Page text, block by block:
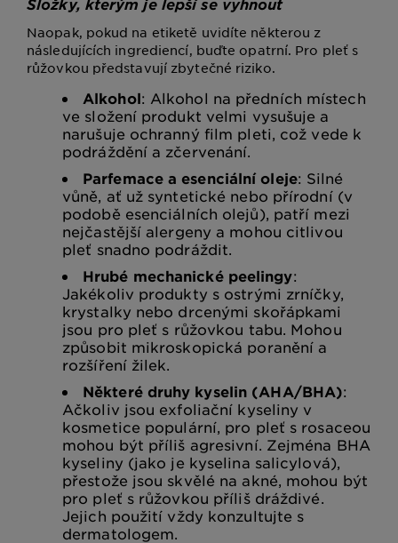
Naopak, pokud na etiketě uvidíte některou z
následujících ingrediencí, buďte opatrní. Pro pleť s
růžovkou představují zbytečné riziko.
Alkohol: Alkohol na předních místech
ve složení produkt velmi vysušuje a
narušuje ochranný film pleti, což vede k
podráždění a zčervenání.
Parfemace a esenciální oleje: Silné
vůně, ať už syntetické nebo přírodní (v
podobě esenciálních olejů), patří mezi
nejčastější alergeny a mohou citlivou
pleť snadno podráždit.
Hrubé mechanické peelingy:
Jakékoliv produkty s ostrými zrníčky,
krystalky nebo drcenými skořápkami
jsou pro pleť s růžovkou tabu. Mohou
způsobit mikroskopická poranění a
rozšíření žilek.
Některé druhy kyselin (AHA/BHA):
Ačkoliv jsou exfoliační kyseliny v
kosmetice populární, pro pleť s rosaceou
mohou být příliš agresivní. Zejména BHA
kyseliny (jako je kyselina salicylová),
přestože jsou skvělé na akné, mohou být
pro pleť s růžovkou příliš dráždivé.
Jejich použití vždy konzultujte s
dermatologem.